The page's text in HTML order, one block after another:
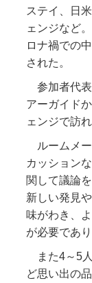
ステイ、日
ェンジなど
ロナ禍での
された。
参加者代
アーガイド
ェンジで訪
ルームメ
カッション
関して議論
新しい発見
味がわき、
が必要であ
また4～5
ど思い出の